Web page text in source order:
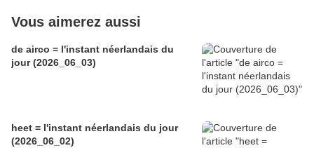
Vous aimerez aussi
de airco = l'instant néerlandais du
jour (2026_06_03)
heet = l'instant néerlandais du jour
(2026_06_02)